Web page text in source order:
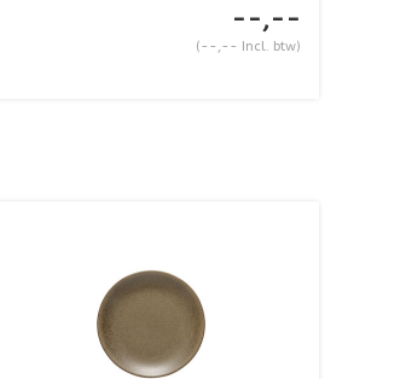
--,--
(--,-- Incl. btw)